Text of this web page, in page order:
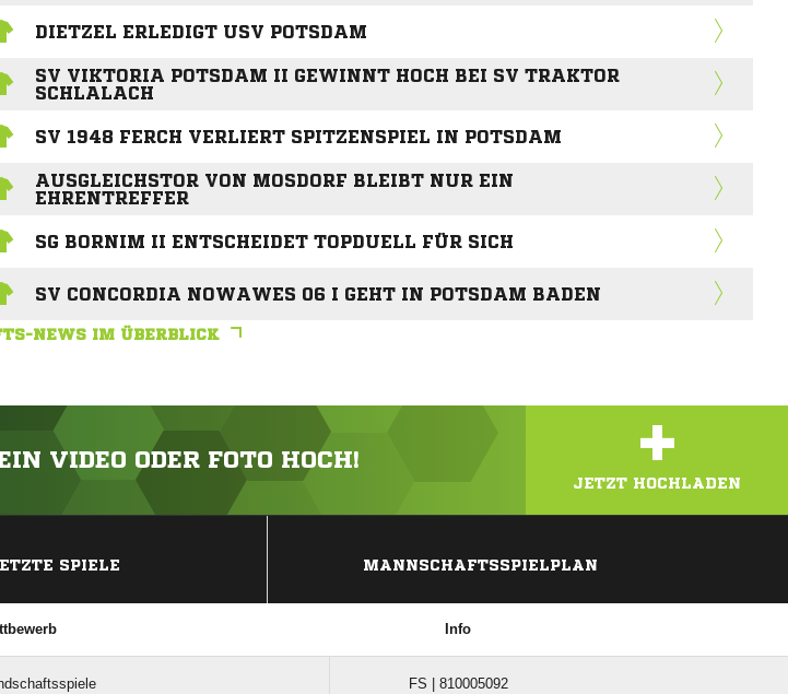
DIETZEL ERLEDIGT USV POTSDAM
SV VIKTORIA POTSDAM II GEWINNT HOCH BEI SV TRAKTOR
SCHLALACH
SV 1948 FERCH VERLIERT SPITZENSPIEL IN POTSDAM
AUSGLEICHSTOR VON MOSDORF BLEIBT NUR EIN
EHRENTREFFER
SG BORNIM II ENTSCHEIDET TOPDUELL FÜR SICH
SV CONCORDIA NOWAWES 06 I GEHT IN POTSDAM BADEN
NEWS IM ÜBERBLICK
VIDEO ODER FOTO HOCH! +
JETZT HOCHLADEN
SPIELE MANNSCHAFTSSPIELPLAN
Info
FS | 810005092